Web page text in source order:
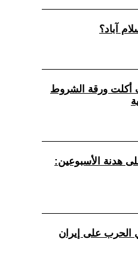
أكلت ورقة الشروط
هدنة الأسبوعين:
الحرب على إيران